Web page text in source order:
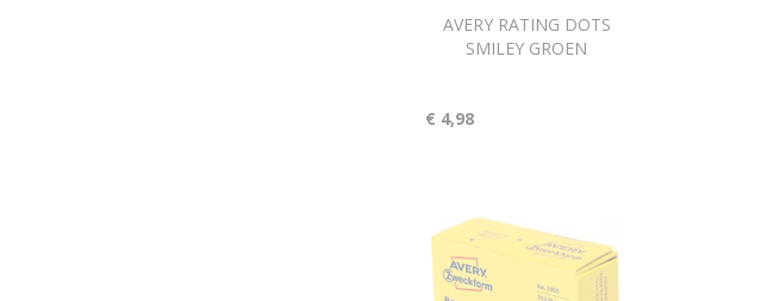
AVERY RATING DOTS
SMILEY GROEN
€ 4,98